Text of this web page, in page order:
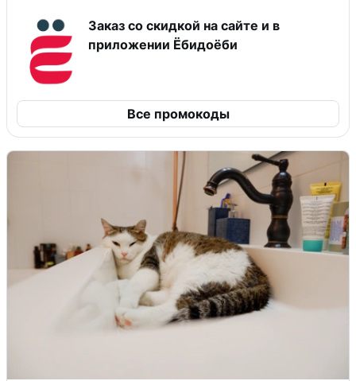
Заказ со скидкой на сайте и в
приложении Ёбидоёби
Все промокоды